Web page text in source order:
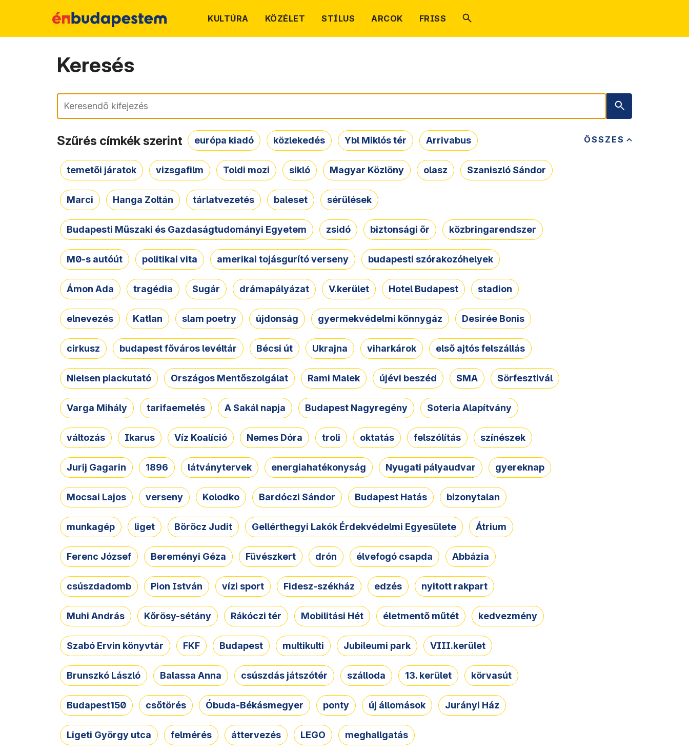
KULTÚRA KÖZÉLET STÍLUS ARCOK FRISS
Keresés
Keresés
ÖSSZES
Szűrés címkék szerint európa kiadó közlekedés Ybl Miklós tér Arrivabus
temetői járatok vizsgafilm Toldi mozi sikló Magyar Közlöny olasz Szaniszló Sándor
Marci Hanga Zoltán tárlatvezetés baleset sérülések
Budapesti Műszaki és Gazdaságtudományi Egyetem zsidó biztonsági őr közbringarendszer
M0-s autóút politikai vita amerikai tojásgurító verseny budapesti szórakozóhelyek
Ámon Ada tragédia Sugár drámapályázat V.kerület Hotel Budapest stadion
elnevezés Katlan slam poetry újdonság gyermekvédelmi könnygáz Desirée Bonis
cirkusz budapest főváros levéltár Bécsi út Ukrajna viharkárok első ajtós felszállás
Nielsen piackutató Országos Mentőszolgálat Rami Malek újévi beszéd SMA Sörfesztivál
Varga Mihály tarifaemelés A Sakál napja Budapest Nagyregény Soteria Alapítvány
változás Ikarus Víz Koalíció Nemes Dóra troli oktatás felszólítás színészek
Jurij Gagarin 1896 látványtervek energiahatékonyság Nyugati pályaudvar gyereknap
Mocsai Lajos verseny Kolodko Bardóczi Sándor Budapest Hatás bizonytalan
munkagép liget Böröcz Judit Gellérthegyi Lakók Érdekvédelmi Egyesülete Átrium
Ferenc József Bereményi Géza Füvészkert drón élvefogó csapda Abbázia
csúszdadomb Pion István vízi sport Fidesz-székház edzés nyitott rakpart
Muhi András Kőrösy-sétány Rákóczi tér Mobilitási Hét életmentő műtét kedvezmény
Szabó Ervin könyvtár FKF Budapest multikulti Jubileumi park VIII.kerület
Brunszkó László Balassa Anna csúszdás játszótér szálloda 13. kerület körvasút
Budapest150 csőtörés Óbuda-Békásmegyer ponty új állomások Jurányi Ház
Ligeti György utca felmérés áttervezés LEGO meghallgatás